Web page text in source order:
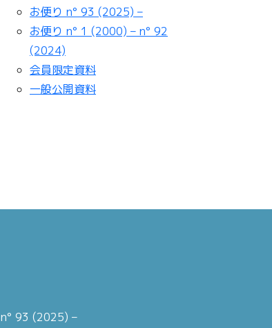
お便り n° 93 (2025) –
お便り n° 1 (2000) – n° 92
(2024)
会員限定資料
一般公開資料
93 (2025) –